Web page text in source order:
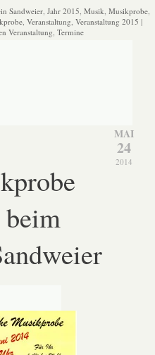
Sandweier, Jahr 2015, Musik, Musikprobe,
, Veranstaltung, Veranstaltung 2015 |
Veranstaltung, Termine
MAI
24
2014